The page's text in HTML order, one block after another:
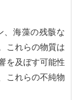
、海藻の残骸な
これらの物質は
を及ぼす可能性
これらの不純物